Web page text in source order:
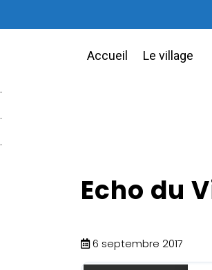
Accueil Le village
.
.
.
Echo du
6 septembre 2017